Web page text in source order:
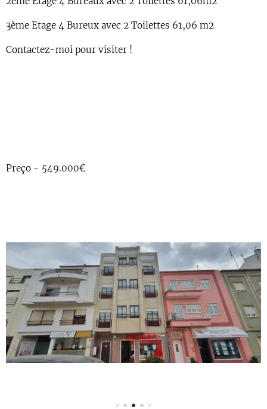
3ème Etage 4 Bureux avec 2 Toilettes 61,06 m2
Contactez-moi pour visiter !
Preço - 549.000€